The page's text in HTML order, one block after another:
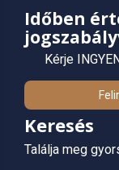
Időben
Kérje
Keresés
Találja meg